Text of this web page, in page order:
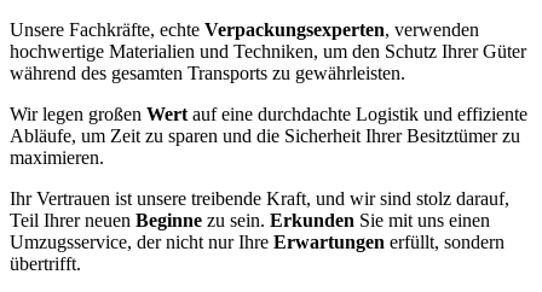
Unsere Fachkräfte, echte Verpackungsexperten, verwenden
hochwertige Materialien und Techniken, um den Schutz Ihrer Güter
während des gesamten Transports zu gewährleisten.
Wir legen großen Wert auf eine durchdachte Logistik und effiziente
Abläufe, um Zeit zu sparen und die Sicherheit Ihrer Besitztümer zu
maximieren.
Ihr Vertrauen ist unsere treibende Kraft, und wir sind stolz darauf,
Teil Ihrer neuen Beginne zu sein. Erkunden Sie mit uns einen
Umzugsservice, der nicht nur Ihre Erwartungen erfüllt, sondern
übertrifft.